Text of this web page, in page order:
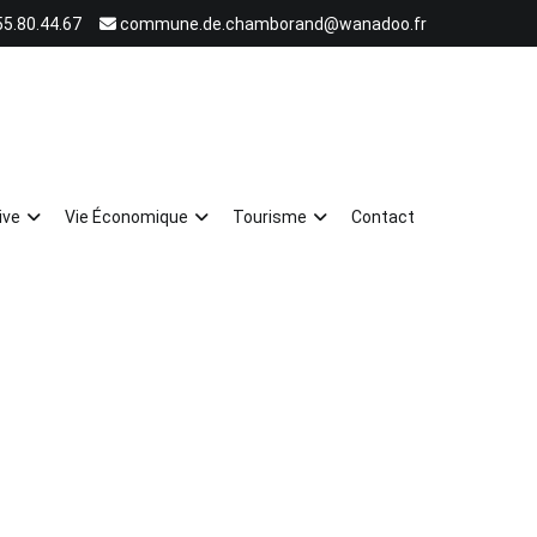
commune.de.chamborand@wanadoo.fr
Vie Économique Tourisme Contact